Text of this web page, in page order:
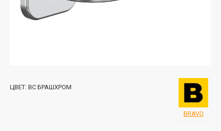
ЦВЕТ: BС БРАШХРОМ
BRAVO